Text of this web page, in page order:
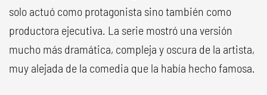
solo actuó como protagonista sino también como
productora ejecutiva. La serie mostró una versión
mucho más dramática, compleja y oscura de la artista,
muy alejada de la comedia que la había hecho famosa.